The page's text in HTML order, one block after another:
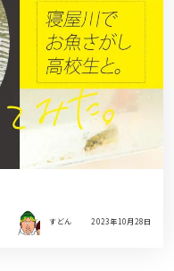
すどん 2023年10月28日